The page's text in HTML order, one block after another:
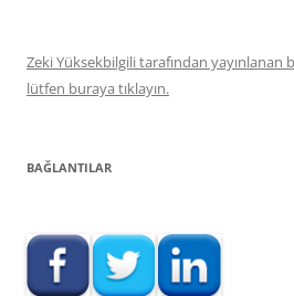
Zeki Yüksekbilgili tarafından yayınlanan
lütfen buraya tıklayın.
BAĞLANTILAR